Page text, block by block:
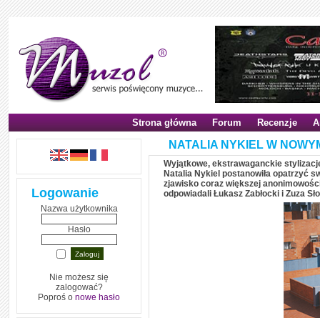
Strona główna Forum Recenzje
Logowanie
Nazwa użytkownika
Hasło
Nie możesz się
zalogować?
Poproś o nowe hasło
NATALIA NYKIEL W
Wyjątkowe, ekstrawaganckie
Natalia Nykiel postanowiła opatrzyć
zjawisko coraz większej
odpowiadali Łukasz Zabłocki i Zuza